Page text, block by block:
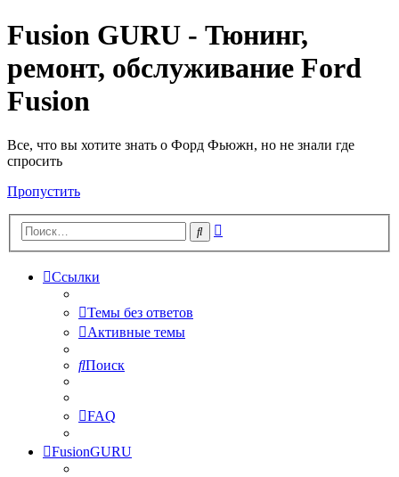
Fusion GURU - Тюнинг,
ремонт, обслуживание Ford
Fusion
Все, что вы хотите знать о Форд Фьюжн, но не знали где
спросить
Пропустить
Поиск
Ссылки
Темы без ответов
Активные темы
Поиск
FAQ
FusionGURU